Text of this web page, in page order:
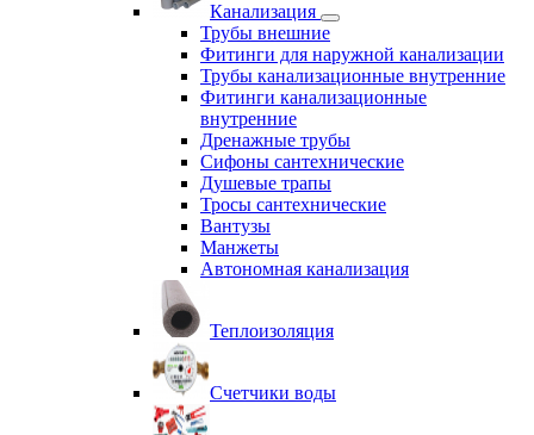
Канализация
Трубы внешние
Фитинги для наружной канализации
Трубы канализационные внутренние
Фитинги канализационные
внутренние
Дренажные трубы
Сифоны сантехнические
Душевые трапы
Тросы сантехнические
Вантузы
Манжеты
Автономная канализация
Теплоизоляция
Счетчики воды